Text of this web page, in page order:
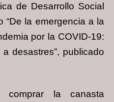
de Desarrollo Social
“De la emergencia a la
por la COVID-19:
desastres”, publicado
comprar la canasta